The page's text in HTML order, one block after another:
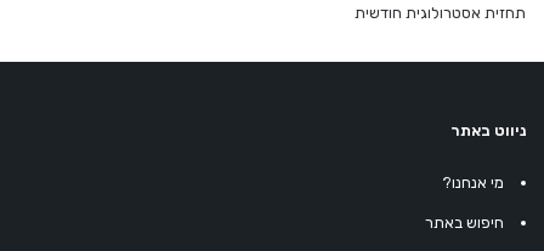
תחזית אסטרולוגית חודשית
ניווט באתר
מי אנחנו?
חיפוש באתר